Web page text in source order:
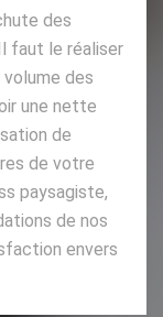
des
faut le réaliser
des
une nette
de
de votre
paysagiste,
de nos
envers